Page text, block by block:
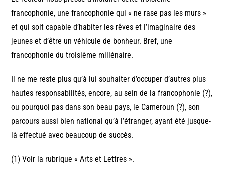
francophonie, une francophonie qui « ne rase pas les murs »
et qui soit capable d’habiter les rêves et l’imaginaire des
jeunes et d’être un véhicule de bonheur. Bref, une
francophonie du troisième millénaire.
Il ne me reste plus qu’à lui souhaiter d’occuper d’autres plus
hautes responsabilités, encore, au sein de la francophonie (?),
ou pourquoi pas dans son beau pays, le Cameroun (?), son
parcours aussi bien national qu’à l’étranger, ayant été jusque-
là effectué avec beaucoup de succès.
(1) Voir la rubrique « Arts et Lettres ».